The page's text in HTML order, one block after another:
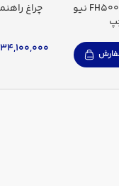
لاستیک موشکی سقف FH500 نیو
34,100,000